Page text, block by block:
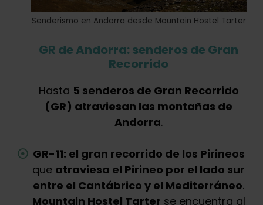
Senderismo en Andorra desde Mountain Hostel Tarter
GR de Andorra: senderos de Gran
Recorrido
Hasta 5 senderos de Gran Recorrido
(GR) atraviesan las montañas de
Andorra.
GR-11: el gran recorrido de los Pirineos
que atraviesa el Pirineo por el lado sur
entre el Cantábrico y el Mediterráneo.
Mountain Hostel Tarter se encuentra al